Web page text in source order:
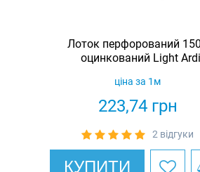
Лоток перфорований
оцинкований Light
223,74грн
ціна за 1м
2 відгуки
КУПИТИ